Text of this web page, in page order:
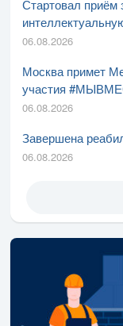
Стартовал
06.08.2026
Москва примет
участия
06.08.2026
Завершена
06.08.2026